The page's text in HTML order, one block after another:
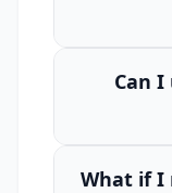
Can
What if I